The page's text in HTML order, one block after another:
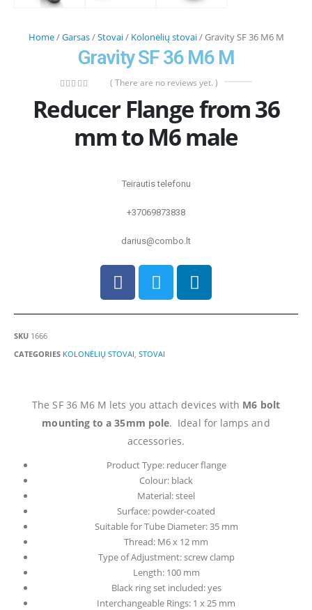
Home/Garsas/Stovai/ Kolonėlių stovai/ Gravity SF 36 M6 M
Gravity SF 36 M6 M
( There are no reviews yet. )
Reducer Flange from 36
mm to M6 male
Teirautis telefonu
+37069873838
darius@combo.lt
SKU 1666
CATEGORIES KOLONĖLIŲ STOVAI STOVAI
The SF 36 M6 M lets you attach devices with M6 bolt
mounting to a 35mm pole. Ideal for lamps and
accessories.
Product Type: reducer flange
Colour: black
Material: steel
Surface: powder-coated
Suitable for Tube Diameter: 35 mm
Thread: M6 x 12 mm
Type of Adjustment: screw clamp
Length: 100 mm
Black ring set included: yes
Interchangeable Rings: 1 x 25 mm